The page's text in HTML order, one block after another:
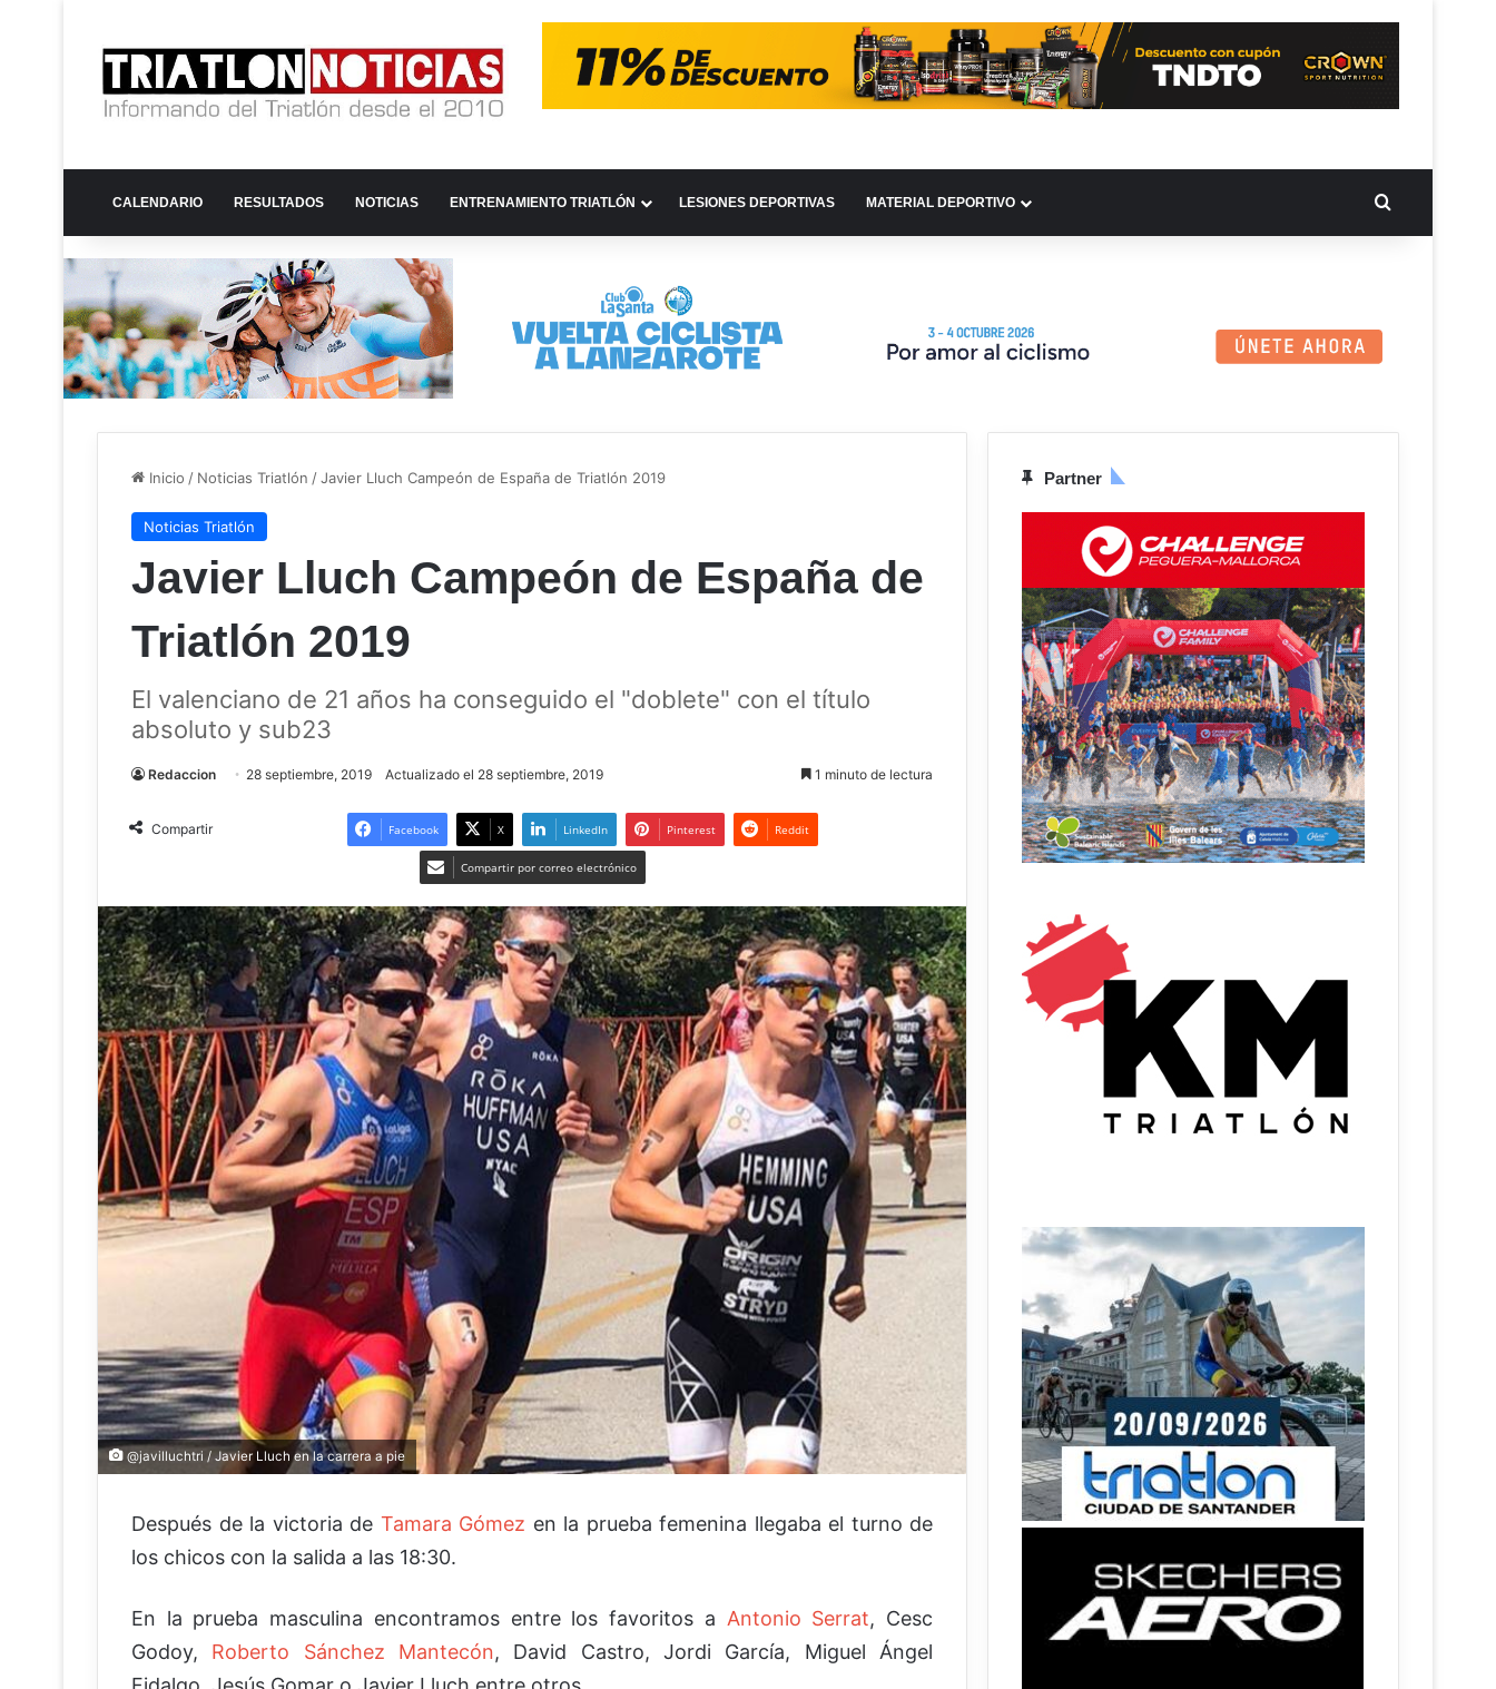
CALENDARIO RESULTADOS NOTICIAS ENTRENAMIENTO TRIATLÓN LESIONES DEPORTIVAS MATERIAL DEPORTIVO BUSCAR
Inicio / Noticias Triatlón /Javier Lluch Campeón de España de Triatlón 2019
Noticias Triatlón
Javier Lluch Campeón de España de
Triatlón 2019
El valenciano de 21 años ha conseguido el "doblete" con el título
absoluto y sub23
Redaccion 28 septiembre, 2019 Actualizado el 28 septiembre, 2019 1 minuto de lectura
Compartir Facebook X LinkedIn Pinterest Reddit
Compartir por correo electrónico
@javilluchtri / Javier Lluch en la carrera a pie
Después de la victoria de Tamara Gómez en la prueba femenina llegaba el turno de
los chicos con la salida a las 18:30.
En la prueba masculina encontramos entre los favoritos a Antonio Serrat, Cesc
Godoy, Roberto Sánchez Mantecón, David Castro, Jordi García, Miguel Ángel
Partner